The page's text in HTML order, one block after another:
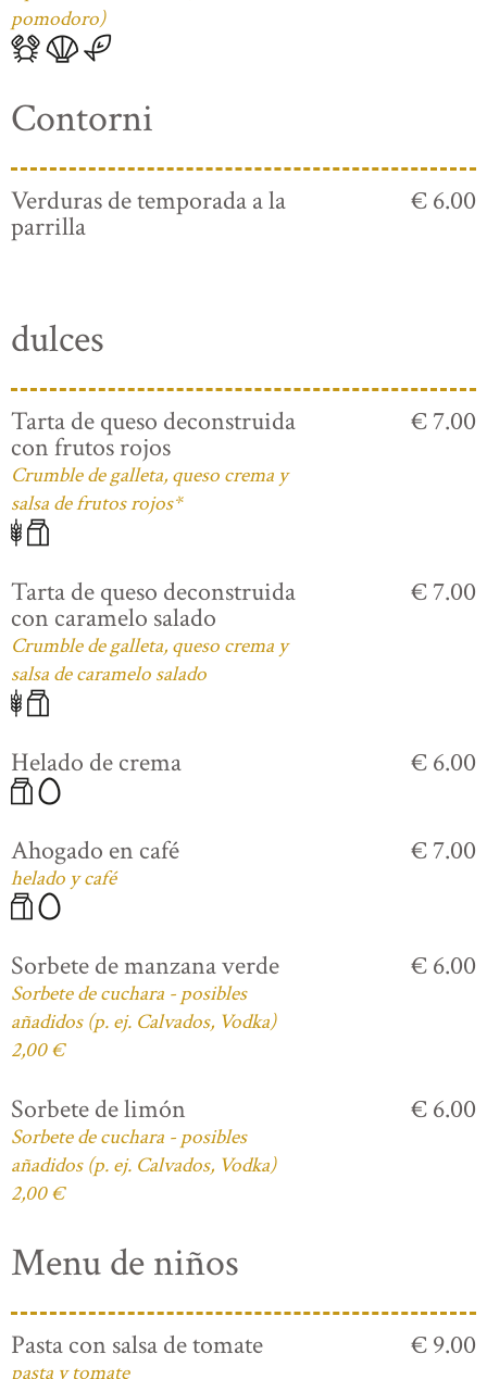
pomodoro)
Contorni
Verduras de temporada a la
parrilla
€ 6.00
dulces
Tarta de queso deconstruida
con frutos rojos
Crumble de galleta, queso crema y
salsa de frutos rojos*
€ 7.00
Tarta de queso deconstruida
con caramelo salado
Crumble de galleta, queso crema y
salsa de caramelo salado
€ 7.00
Helado de crema € 6.00
Ahogado en café
helado y café
€ 7.00
Sorbete de manzana verde
Sorbete de cuchara - posibles
añadidos (p. ej. Calvados, Vodka)
2,00 €
€ 6.00
Sorbete de limón
Sorbete de cuchara - posibles
añadidos (p. ej. Calvados, Vodka)
2,00 €
€ 6.00
Menu de niños
Pasta con salsa de tomate
pasta y tomate
€ 9.00